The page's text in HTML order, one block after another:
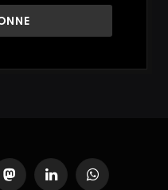
MastodonLinkedInWhatsApp